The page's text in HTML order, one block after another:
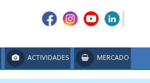
ACTIVIDADES MERCADO